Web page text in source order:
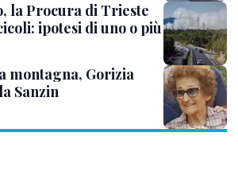
la Procura di Trieste
ipotesi di uno o più
montagna, Gorizia
Sanzin